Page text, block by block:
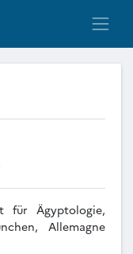
für Ägyptologie,
Allemagne